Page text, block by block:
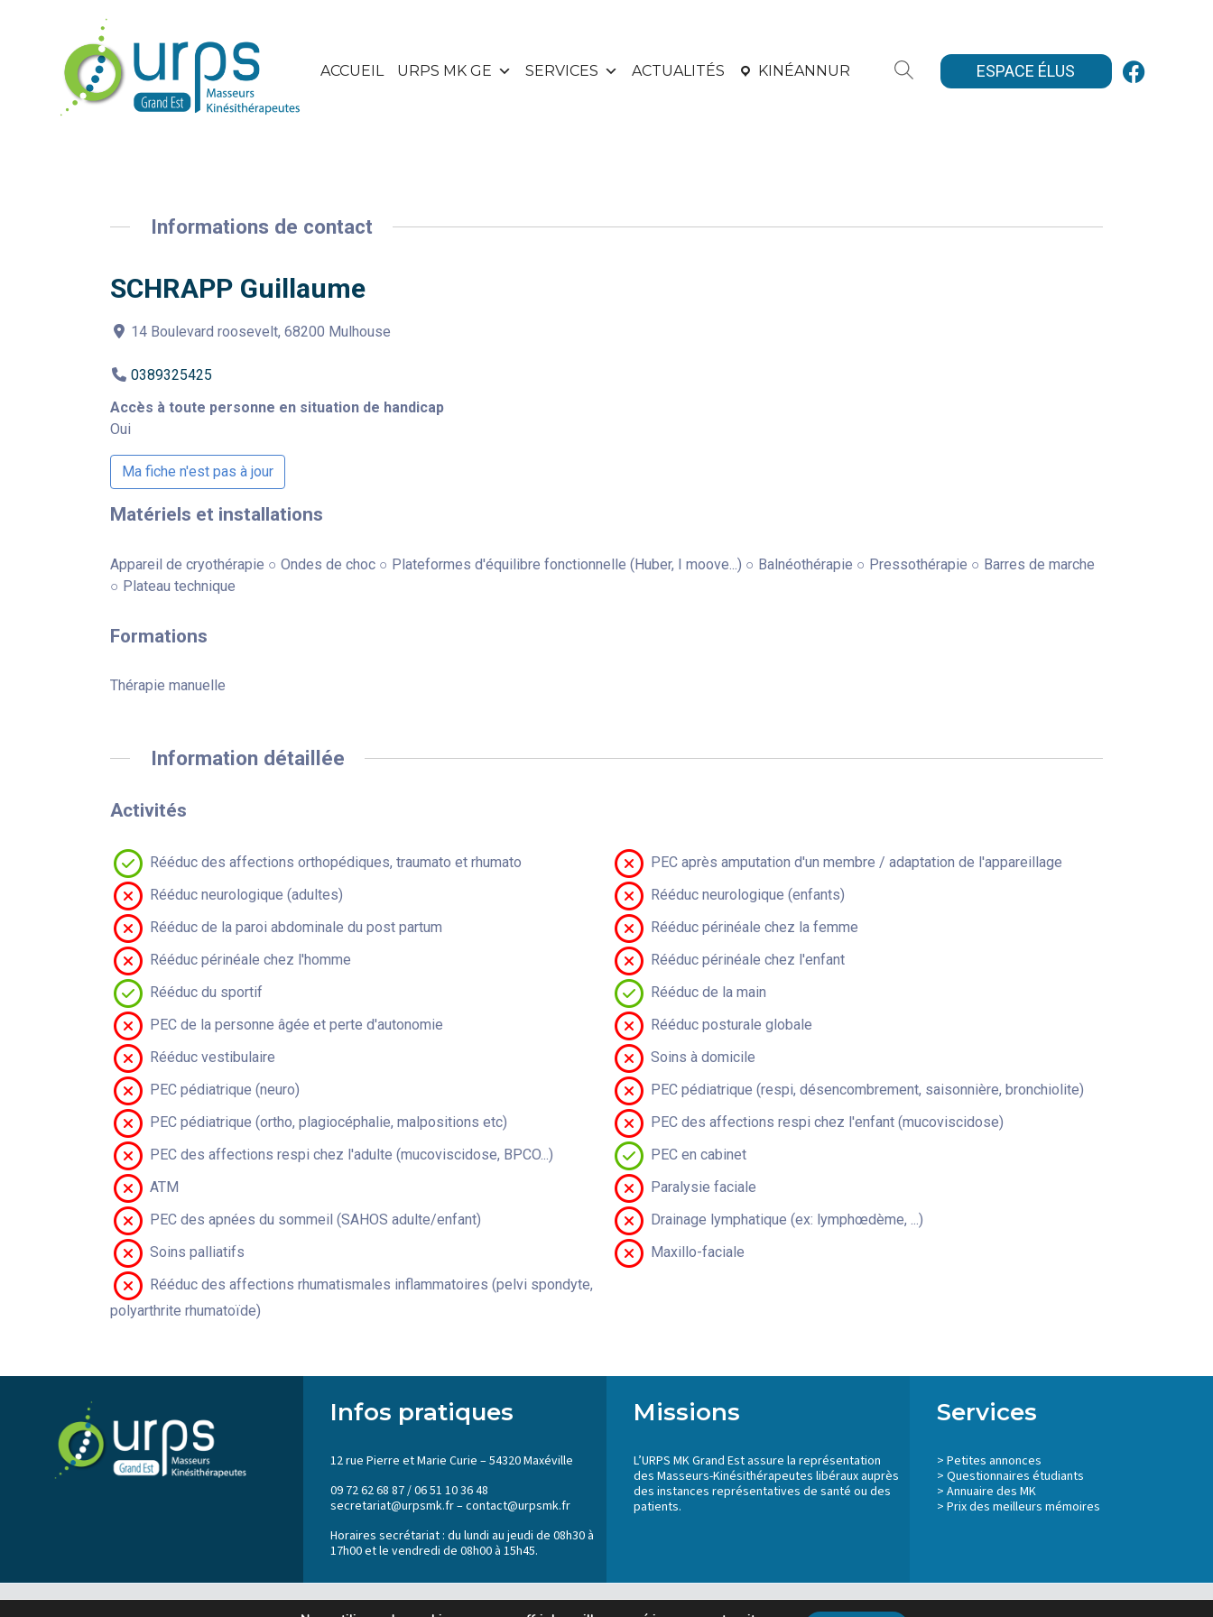
ACCUEIL URPS MK GE SERVICES ACTUALITÉS KINÉANNUR ESPACE ÉLUS
Informations de contact
SCHRAPP Guillaume
14 Boulevard roosevelt, 68200 Mulhouse
0389325425
Accès à toute personne en situation de handicap
Oui
Ma fiche n'est pas à jour
Matériels et installations
Appareil de cryothérapie ○ Ondes de choc ○ Plateformes d'équilibre fonctionnelle (Huber, I moove...) ○ Balnéothérapie ○ Pressothérapie ○ Barres de marche
○ Plateau technique
Formations
Thérapie manuelle
Information détaillée
Activités
Rééduc des affections orthopédiques, traumato et rhumato
PEC après amputation d'un membre / adaptation de l'appareillage
Rééduc neurologique (adultes)
Rééduc neurologique (enfants)
Rééduc de la paroi abdominale du post partum
Rééduc périnéale chez la femme
Rééduc périnéale chez l'homme
Rééduc périnéale chez l'enfant
Rééduc du sportif
Rééduc de la main
PEC de la personne âgée et perte d'autonomie
Rééduc posturale globale
Rééduc vestibulaire
Soins à domicile
PEC pédiatrique (neuro)
PEC pédiatrique (respi, désencombrement, saisonnière, bronchiolite)
PEC pédiatrique (ortho, plagiocéphalie, malpositions etc)
PEC des affections respi chez l'enfant (mucoviscidose)
PEC des affections respi chez l'adulte (mucoviscidose, BPCO...)
PEC en cabinet
ATM
Paralysie faciale
PEC des apnées du sommeil (SAHOS adulte/enfant)
Drainage lymphatique (ex: lymphœdème, ...)
Soins palliatifs
Maxillo-faciale
Rééduc des affections rhumatismales inflammatoires (pelvi spondyte,
polyarthrite rhumatoïde)
Infos pratiques
12 rue Pierre et Marie Curie – 54320 Maxéville
09 72 62 68 87 / 06 51 10 36 48
secretariat@urpsmk.fr – contact@urpsmk.fr
Horaires secrétariat : du lundi au jeudi de 08h30 à
17h00 et le vendredi de 08h00 à 15h45.
Missions
L’URPS MK Grand Est assure la représentation
des Masseurs-Kinésithérapeutes libéraux auprès
des instances représentatives de santé ou des
patients.
Services
> Petites annonces
> Questionnaires étudiants
> Annuaire des MK
> Prix des meilleurs mémoires